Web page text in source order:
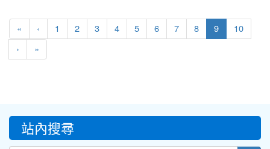
« ‹ 1 2 3 4 5 6 7 8 9(current)
10
› »
::: 站內搜尋